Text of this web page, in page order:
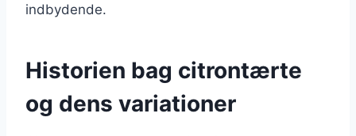
indbydende.
Historien bag citrontærte
og dens variationer